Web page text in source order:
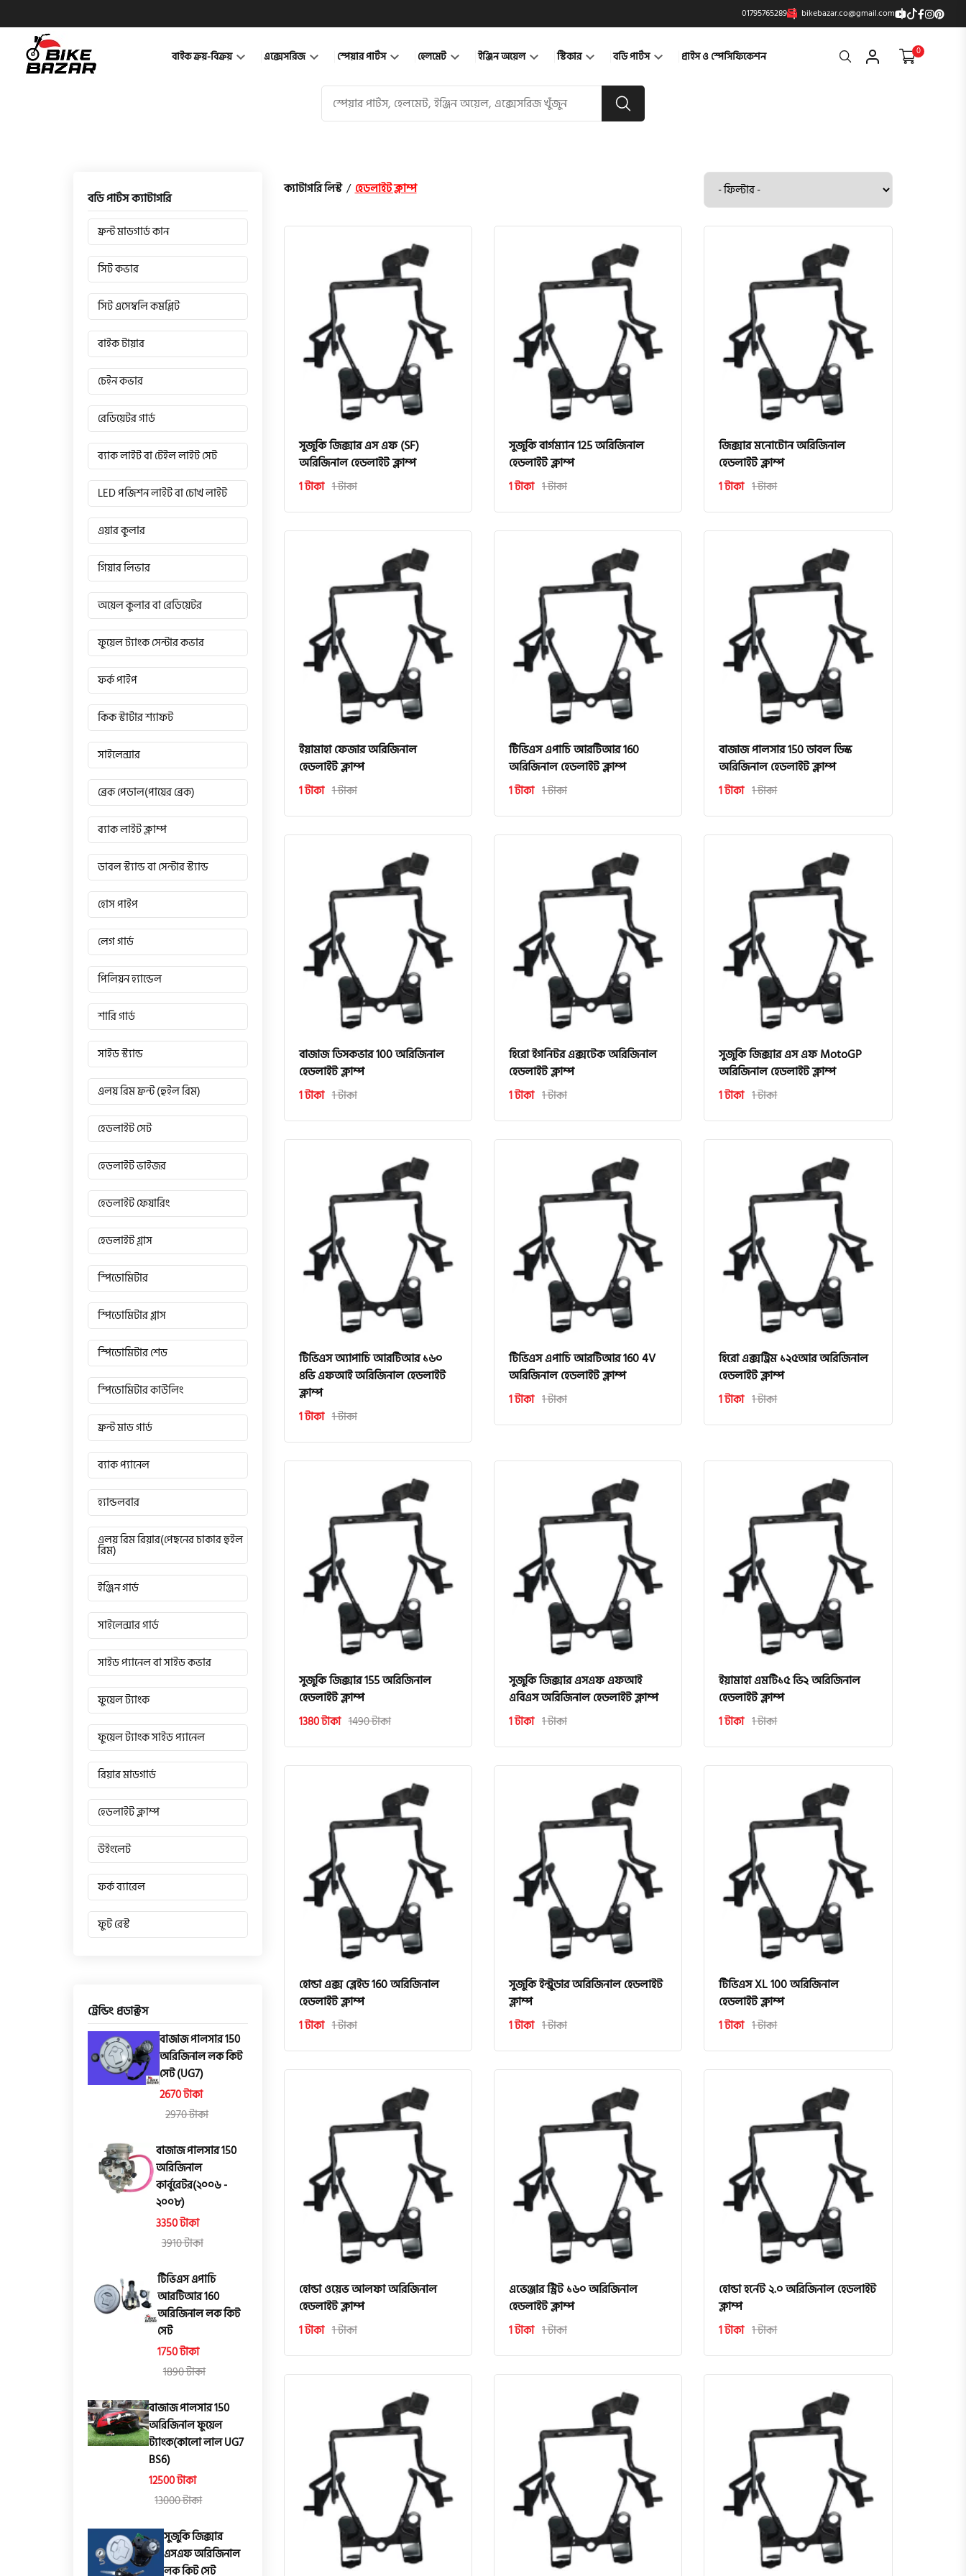
01795765289 bikebazar.co@gmail.com
বাইক ক্রয়-বিক্রয় এক্সেসরিজ স্পেয়ার পার্টস হেলমেট ইঞ্জিন অয়েল স্টিকার বডি পার্টস প্রাইস ও স্পেসিফিকেশন Search 0
বডি পার্টস ক্যাটাগরি
ফ্রন্ট মাডগার্ড কান
সিট কভার
সিট এসেম্বলি কমপ্লিট
বাইক টায়ার
চেইন কভার
রেডিয়েটর গার্ড
ব্যাক লাইট বা টেইল লাইট সেট
LED পজিশন লাইট বা চোখ লাইট
এয়ার কুলার
গিয়ার লিভার
অয়েল কুলার বা রেডিয়েটর
ফুয়েল ট্যাংক সেন্টার কভার
ফর্ক পাইপ
কিক স্টার্টার শ্যাফট
সাইলেন্সার
ব্রেক পেডাল(পায়ের ব্রেক)
ব্যাক লাইট ক্লাম্প
ডাবল স্ট্যান্ড বা সেন্টার স্ট্যান্ড
হোস পাইপ
লেগ গার্ড
পিলিয়ন হ্যান্ডেল
শারি গার্ড
সাইড স্ট্যান্ড
এলয় রিম ফ্রন্ট (হুইল রিম)
হেডলাইট সেট
হেডলাইট ভাইজর
হেডলাইট ফেয়ারিং
হেডলাইট গ্লাস
স্পিডোমিটার
স্পিডোমিটার গ্লাস
স্পিডোমিটার শেড
স্পিডোমিটার কাউলিং
ফ্রন্ট মাড গার্ড
ব্যাক প্যানেল
হ্যান্ডলবার
এলয় রিম রিয়ার(পেছনের চাকার হুইল
রিম)
ইঞ্জিন গার্ড
সাইলেন্সার গার্ড
সাইড প্যানেল বা সাইড কভার
ফুয়েল ট্যাংক
ফুয়েল ট্যাংক সাইড প্যানেল
রিয়ার মাডগার্ড
হেডলাইট ক্লাম্প
উইংলেট
ফর্ক ব্যারেল
ফুট রেস্ট
ট্রেন্ডিং প্রডাক্টস
বাজাজ পালসার 150
অরিজিনাল লক কিট
সেট (UG7)
2670 টাকা
2970 টাকা
বাজাজ পালসার 150
অরিজিনাল
কার্বুরেটর(২০০৬ -
২০০৮)
3350 টাকা
3910 টাকা
টিভিএস এপাচি
আরটিআর 160
অরিজিনাল লক কিট
সেট
1750 টাকা
1890 টাকা
বাজাজ পালসার 150
অরিজিনাল ফুয়েল
ট্যাংক(কালো লাল UG7
BS6)
12500 টাকা
13000 টাকা
সুজুকি জিক্সার
এসএফ অরিজিনাল
লক কিট সেট
ক্যাটাগরি লিস্ট/হেডলাইট ক্লাম্প
সুজুকি জিক্সার এস এফ (SF)
অরিজিনাল হেডলাইট ক্লাম্প
1 টাকা 1 টাকা
সুজুকি বার্গম্যান 125 অরিজিনাল
হেডলাইট ক্লাম্প
1 টাকা 1 টাকা
জিক্সার মনোটোন অরিজিনাল
হেডলাইট ক্লাম্প
1 টাকা 1 টাকা
ইয়ামাহা ফেজার অরিজিনাল
হেডলাইট ক্লাম্প
1 টাকা 1 টাকা
টিভিএস এপাচি আরটিআর 160
অরিজিনাল হেডলাইট ক্লাম্প
1 টাকা 1 টাকা
বাজাজ পালসার 150 ডাবল ডিস্ক
অরিজিনাল হেডলাইট ক্লাম্প
1 টাকা 1 টাকা
বাজাজ ডিসকভার 100 অরিজিনাল
হেডলাইট ক্লাম্প
1 টাকা 1 টাকা
হিরো ইগনিটর এক্সটেক অরিজিনাল
হেডলাইট ক্লাম্প
1 টাকা 1 টাকা
সুজুকি জিক্সার এস এফ MotoGP
অরিজিনাল হেডলাইট ক্লাম্প
1 টাকা 1 টাকা
টিভিএস অ্যাপাচি আরটিআর ১৬০
৪ভি এফআই অরিজিনাল হেডলাইট
ক্লাম্প
1 টাকা 1 টাকা
টিভিএস এপাচি আরটিআর 160 4V
অরিজিনাল হেডলাইট ক্লাম্প
1 টাকা 1 টাকা
হিরো এক্সট্রিম ১২৫আর অরিজিনাল
হেডলাইট ক্লাম্প
1 টাকা 1 টাকা
সুজুকি জিক্সার 155 অরিজিনাল
হেডলাইট ক্লাম্প
1380 টাকা 1490 টাকা
সুজুকি জিক্সার এসএফ এফআই
এবিএস অরিজিনাল হেডলাইট ক্লাম্প
1 টাকা 1 টাকা
ইয়ামাহা এমটি১৫ ভি২ অরিজিনাল
হেডলাইট ক্লাম্প
1 টাকা 1 টাকা
হোন্ডা এক্স ব্লেইড 160 অরিজিনাল
হেডলাইট ক্লাম্প
1 টাকা 1 টাকা
সুজুকি ইন্ট্রুডার অরিজিনাল হেডলাইট
ক্লাম্প
1 টাকা 1 টাকা
টিভিএস XL 100 অরিজিনাল
হেডলাইট ক্লাম্প
1 টাকা 1 টাকা
হোন্ডা ওয়েভ আলফা অরিজিনাল
হেডলাইট ক্লাম্প
1 টাকা 1 টাকা
এভেঞ্জার স্ট্রিট ১৬০ অরিজিনাল
হেডলাইট ক্লাম্প
1 টাকা 1 টাকা
হোন্ডা হর্নেট ২.০ অরিজিনাল হেডলাইট
ক্লাম্প
1 টাকা 1 টাকা